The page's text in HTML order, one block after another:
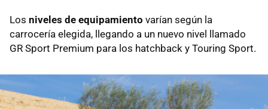
Los niveles de equipamiento varían según la
carrocería elegida, llegando a un nuevo nivel llamado
GR Sport Premium para los hatchback y Touring Sport.